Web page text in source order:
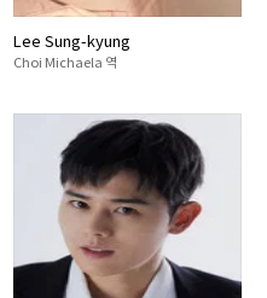
Lee Sung-kyung
Choi Michaela 역